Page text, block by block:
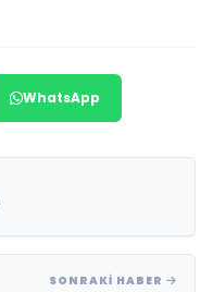
WhatsApp
SONRAKI HABER